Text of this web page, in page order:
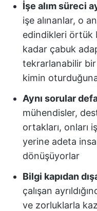
İşe alım süreci
işe alınanlar, o
edindikleri örtük
kadar çabuk
tekrarlanabilir bir
kimin oturduğuna
Aynı sorular
mühendisler,
ortakları, onları
yerine adeta
dönüşüyorlar
Bilgi kapıdan
çalışan
ve zorluklarla